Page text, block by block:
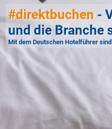
#direktbuchen -
und die Branche
Mit dem Deutschen Hotelführer